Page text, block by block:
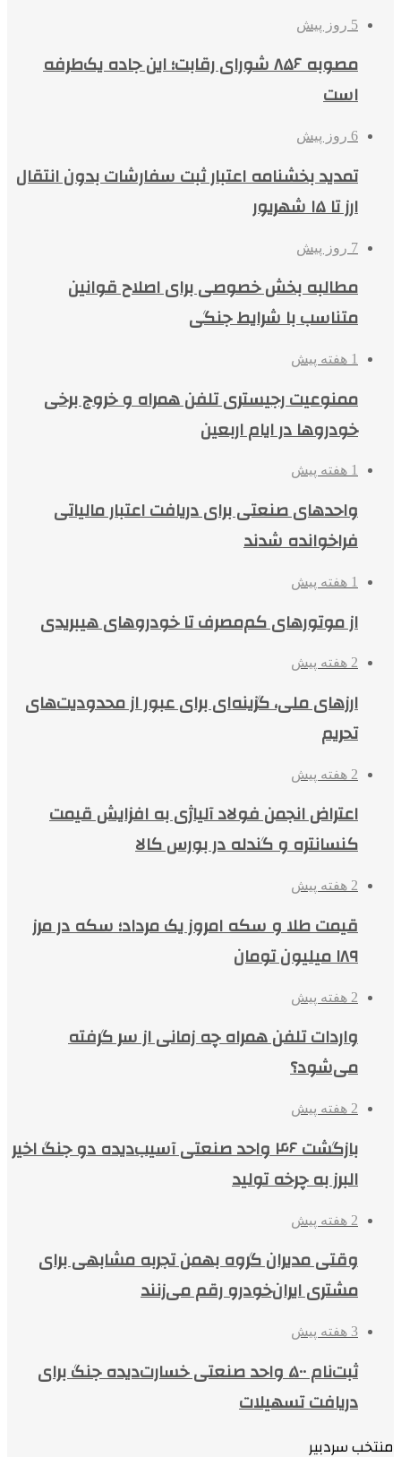
5 روز پیش
مصوبه ۸۵۶ شورای رقابت؛ این جاده یک‌طرفه
است
6 روز پیش
تمدید بخشنامه اعتبار ثبت سفارشات بدون انتقال
ارز تا ۱۵ شهریور
7 روز پیش
مطالبه بخش خصوصی برای اصلاح قوانین
متناسب با شرایط جنگی
1 هفته پیش
ممنوعیت رجیستری تلفن همراه و خروج برخی
خودروها در ایام اربعین
1 هفته پیش
واحدهای صنعتی برای دریافت اعتبار مالیاتی
فراخوانده شدند
1 هفته پیش
از موتورهای کم‌مصرف تا خودروهای هیبریدی
2 هفته پیش
ارزهای ملی، گزینه‌ای برای عبور از محدودیت‌های
تحریم
2 هفته پیش
اعتراض انجمن فولاد آلیاژی به افزایش قیمت
کنسانتره و گندله در بورس کالا
2 هفته پیش
قیمت طلا و سکه امروز یک مرداد؛ سکه در مرز
۱۸۹ میلیون تومان
2 هفته پیش
واردات تلفن همراه چه زمانی از سر گرفته
می‌شود؟
2 هفته پیش
بازگشت ۴۶ واحد صنعتی آسیب‌دیده دو جنگ اخیر
البرز به چرخه تولید
2 هفته پیش
وقتی مدیران گروه بهمن تجربه مشابهی برای
مشتری ایران‌خودرو رقم می‌زنند
3 هفته پیش
ثبت‌نام ۵۰۰ واحد صنعتی خسارت‌دیده جنگ برای
دریافت تسهیلات
منتخب سردبیر